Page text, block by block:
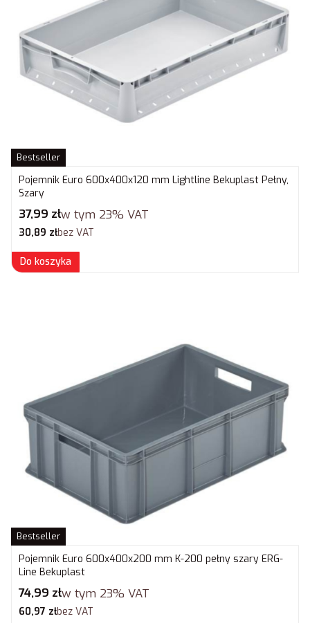
Bestseller
Pojemnik Euro 600x400x120 mm Lightline Bekuplast Pełny,
Szary
Cena brutto
37,99 złw tym 23% VAT
Cena netto
30,89 złbez VAT
Do koszyka
Bestseller
Pojemnik Euro 600x400x200 mm K-200 pełny szary ERG-
Line Bekuplast
Cena brutto
74,99 złw tym 23% VAT
Cena netto
60,97 złbez VAT